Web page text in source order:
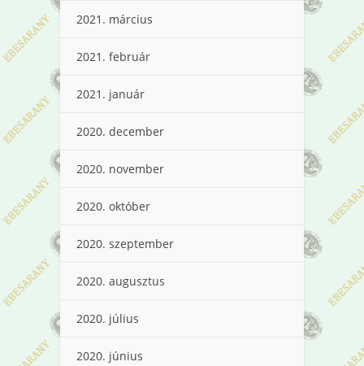
2021. március
2021. február
2021. január
2020. december
2020. november
2020. október
2020. szeptember
2020. augusztus
2020. július
2020. június